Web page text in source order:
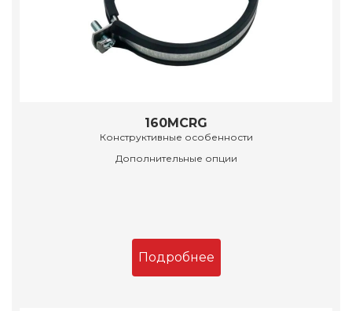
160MCRG
Конструктивные особенности
Дополнительные опции
Подробнее